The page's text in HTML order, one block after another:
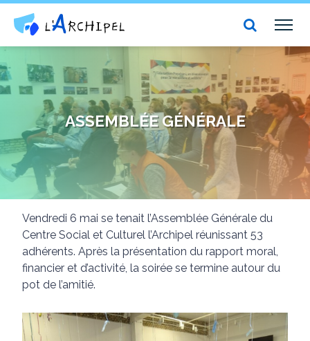
Centre social et culturel l'Archipel
ASSEMBLÉE GÉNÉRALE
Vendredi 6 mai se tenait l’Assemblée Générale du
Centre Social et Culturel l’Archipel réunissant 53
adhérents. Après la présentation du rapport moral,
financier et d’activité, la soirée se termine autour du
pot de l’amitié.